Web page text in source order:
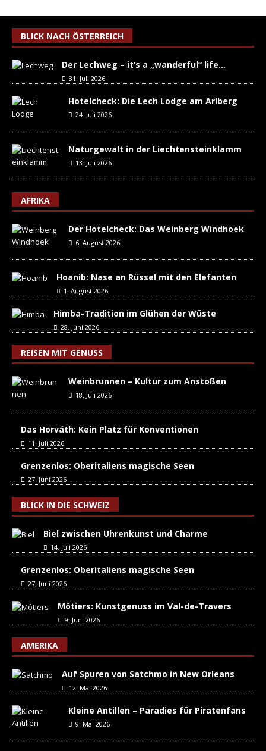
BLICK NACH ÖSTERREICH
Der Lechweg – it’s a „wanderful“ life…
31. Juli 2026
Hotelcheck: Die Lech Lodge am Arlberg
24. Juli 2026
Naturgewalt in der Liechtensteinklamm
13. Juli 2026
AFRIKA
Der Hotelcheck: Das Weinberg Windhoek
6. August 2026
Hoanib: Nase an Rüssel mit den Elefanten
1. August 2026
Himba-Tradition im Glühen der Wüste
28. Juni 2026
REISEN MIT GENUSS
Weinbrunnen – Kultur zum Anstoßen
18. Juli 2026
Das Horváth: Kein Platz für Konventionen
11. Juli 2026
Grenzenlos: Oberitaliens magische Seen
27. Juni 2026
BLICK IN DIE SCHWEIZ
Biel zwischen Uhrenkunst und Charme
14. Juli 2026
Grenzenlos: Oberitaliens magische Seen
27. Juni 2026
Môtiers: Kunstgenuss im Val-de-Travers
9. Juni 2026
AMERIKA
Auf Spuren von Satchmo in New Orleans
12. Mai 2026
Kleine Antillen – Paradies für Piratenfans
9. Mai 2026